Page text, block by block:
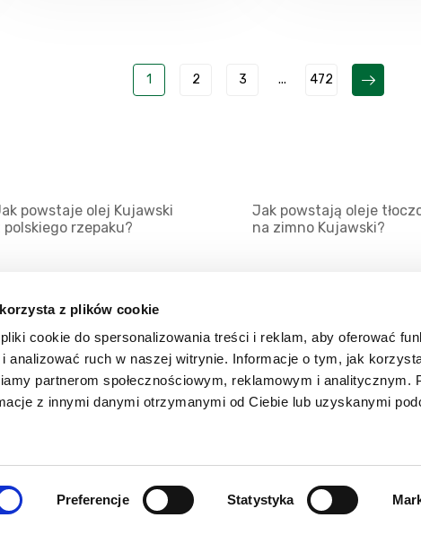
z plików cookie
cookie do spersonalizowania treści i reklam, aby oferować
i analizować ruch w naszej witrynie. Informacje o tym, jak
partnerom społecznościowym, reklamowym i analitycznym.
z innymi danymi otrzymanymi od Ciebie lub uzyskanymi
Preferencje Statystyka
1 2 3 ... 472
powstaje olej Kujawski
polskiego rzepaku?
Jak powstają oleje
na zimno Kujawski?
Mapa serwisu
Kanały RSS
Porady